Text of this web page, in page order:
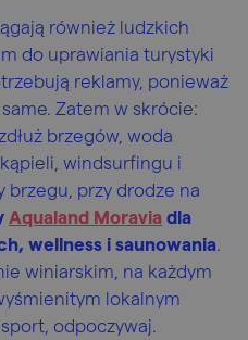
również ludzkich
do uprawiania turystyki
reklamy, ponieważ
Zatem w skrócie:
brzegów, woda
windsurfingu i
brzegu, przy drodze na
Aqualand Moravia dla
wellness i saunowania.
winiarskim, na każdym
lokalnym
odpoczywaj.